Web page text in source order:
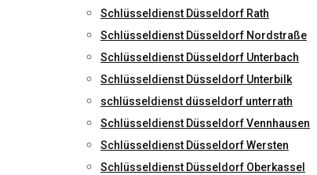
Schlüsseldienst Düsseldorf Rath
Schlüsseldienst Düsseldorf Nordstraße
Schlüsseldienst Düsseldorf Unterbach
Schlüsseldienst Düsseldorf Unterbilk
schlüsseldienst düsseldorf unterrath
Schlüsseldienst Düsseldorf Vennhausen
Schlüsseldienst Düsseldorf Wersten
Schlüsseldienst Düsseldorf Oberkassel